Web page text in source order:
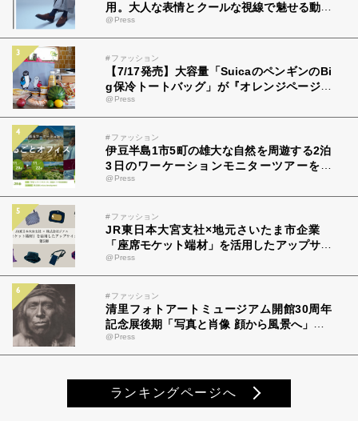
用。大人な表情とクールな視線で魅せる動画
公開。「冬の静寂」を表現した真っ白な空間
で最新秋冬スタイル披露！メイキング動画＆
新たに始めたいことを語るインタビュー動画
も
@Press
#ファッション
【7/17発売】大容量「SuicaのペンギンのBi
g保冷トートバッグ」が『オレンジページ』
付録に！ 〈ピンクグレー〉＆〈チョコミン
ト〉の2種類
@Press
#ファッション
伊豆半島1市5町の雄大な自然を周遊する2泊
3日のワーケーションモニターツアーを開
催 参加者8名を募集
@Press
#ファッション
JR東日本大宮支社×地元さいたま市企業
「座席モケット端材」を活用したアップサイ
クル商品 第5弾11月22日より「GENERAL S
TORE RAILYARD 大宮」で販売！
@Press
#ファッション
清里フォトアートミュージアム開館30周年
記念展後期「写真と肖像 顔から風景へ」 8
月、9月開催のイベントについて公開
@Press
ランキングページへ